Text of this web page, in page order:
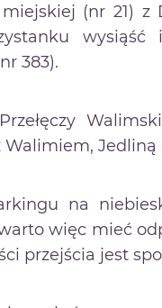
(nr 21) z
383).
Walimiem,
na
więc mieć
przejścia jest